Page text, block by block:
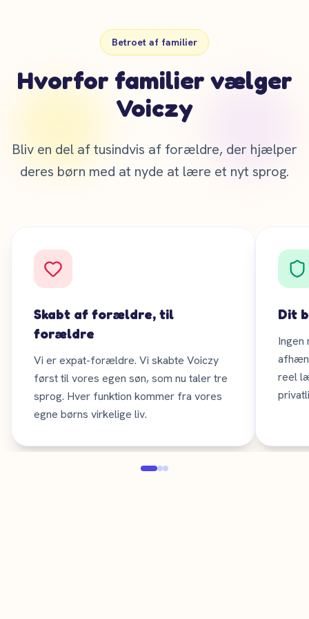
Betroet af familier
Hvorfor familier vælger
Voiczy
Bliv en del af tusindvis af forældre, der hjælper
deres børn med at nyde at lære et nyt sprog.
Skabt af forældre, til
forældre
Vi er expat-forældre. Vi skabte Voiczy
først til vores egen søn, som nu taler tre
sprog. Hver funktion kommer fra vores
egne børns virkelige liv.
Dit
Ingen
reel